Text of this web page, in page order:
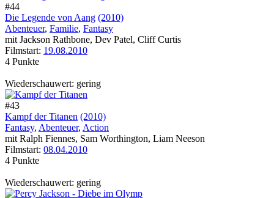
#44
Die Legende von Aang (2010)
Abenteuer, Familie, Fantasy
mit Jackson Rathbone, Dev Patel, Cliff Curtis
Filmstart: 19.08.2010
4 Punkte
Wiederschauwert: gering
#43
Kampf der Titanen (2010)
Fantasy, Abenteuer, Action
mit Ralph Fiennes, Sam Worthington, Liam Neeson
Filmstart: 08.04.2010
4 Punkte
Wiederschauwert: gering